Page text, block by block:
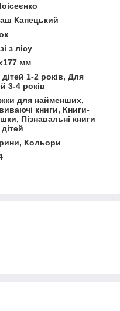
Капецький
з лісу
мм
1-2 років, Для
3-4 років
для найменших,
книги, Книги-
Пізнавальні книги
Кольори